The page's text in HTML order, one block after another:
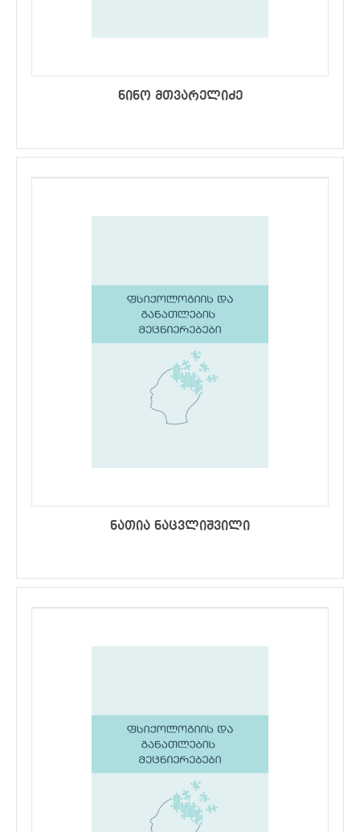
ნინო მთვარელიძე
ნათია ნაცვლიშვილი